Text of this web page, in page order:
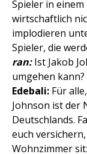
Spieler in
wirtschaftlich
implodieren
Spieler, die
ran:Ist Jakob
umgehen kann?
Edebali: Für
Johnson ist der
Deutschlands.
euch
Wohnzimmer